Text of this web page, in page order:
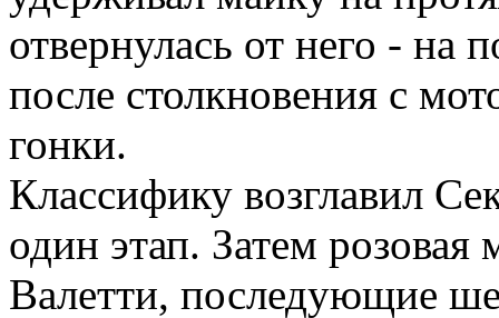
отвернулась от него - на
после столкновения с
гонки.
Классифику возглавил
один этап. Затем
Валетти, последующие